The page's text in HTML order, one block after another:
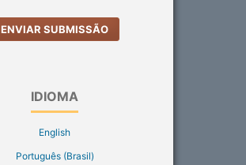
ENVIAR SUBMISSÃO
IDIOMA
English
Português (Brasil)